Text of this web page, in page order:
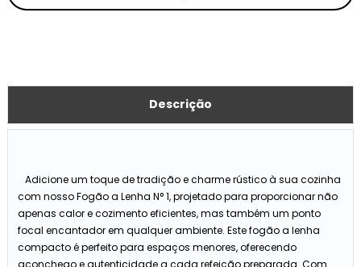
Descrição
Adicione um toque de tradição e charme rústico à sua cozinha
com nosso Fogão a Lenha N° 1, projetado para proporcionar não
apenas calor e cozimento eficientes, mas também um ponto
focal encantador em qualquer ambiente. Este fogão a lenha
compacto é perfeito para espaços menores, oferecendo
aconchego e autenticidade a cada refeição preparada. Com